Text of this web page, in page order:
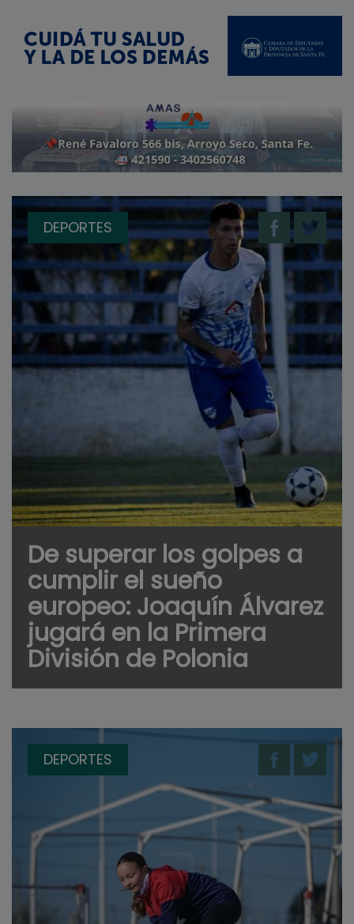
DEPORTES
De superar los golpes a
cumplir el sueño
europeo: Joaquín Álvarez
jugará en la Primera
División de Polonia
DEPORTES